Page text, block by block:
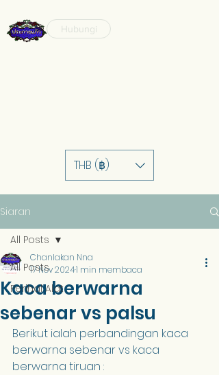
Hubungi
THB (฿)
Siaran
All Posts
Perihal Alat
All Posts
Kaca berwarna
sebenar vs palsu
Chanlakan Nna
17 Nov 20241 min membaca
Berikut ialah perbandingan kaca
berwarna sebenar vs kaca
berwarna tiruan :